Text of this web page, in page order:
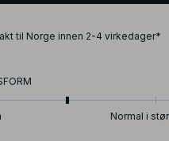
til Norge innen 2-4 virkedager*
Normal i